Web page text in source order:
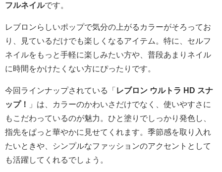
フルネイルです。
レブロンらしいポップで気分の上がるカラーがそろってお
り、見ているだけでも楽しくなるアイテム。特に、セルフ
ネイルをもっと手軽に楽しみたい方や、普段あまりネイル
に時間をかけたくない方にぴったりです。
今回ラインナップされている「レブロン ウルトラ HD スナ
ップ！
」は、カラーのかわいさだけでなく、使いやすさに
もこだわっているのが魅力。ひと塗りでしっかり発色し、
指先をぱっと華やかに見せてくれます。季節感を取り入れ
たいときや、シンプルなファッションのアクセントとして
も活躍してくれるでしょう。